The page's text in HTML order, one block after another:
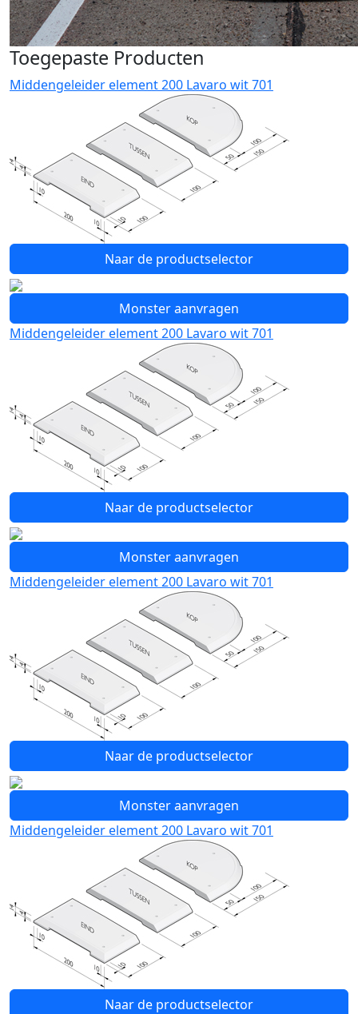
Toegepaste Producten
Middengeleider element 200 Lavaro wit 701
Naar de productselector
Monster aanvragen
Middengeleider element 200 Lavaro wit 701
Naar de productselector
Monster aanvragen
Middengeleider element 200 Lavaro wit 701
Naar de productselector
Monster aanvragen
Middengeleider element 200 Lavaro wit 701
Naar de productselector